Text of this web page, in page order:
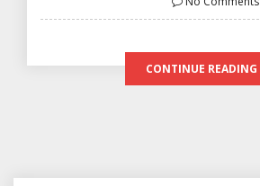
CONTINUE READING